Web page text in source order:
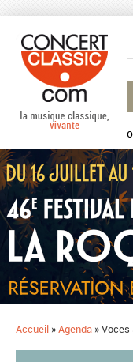
Accueil »Agenda »Voces